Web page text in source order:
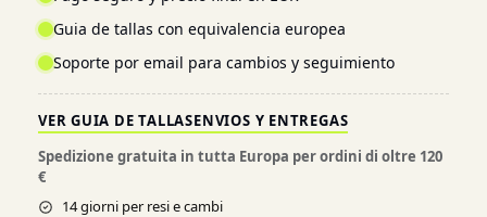
Guia de tallas con equivalencia europea
Soporte por email para cambios y seguimiento
VER GUIA DE TALLASENVIOS Y ENTREGAS
Spedizione gratuita in tutta Europa per ordini di oltre 120
€
14 giorni per resi e cambi